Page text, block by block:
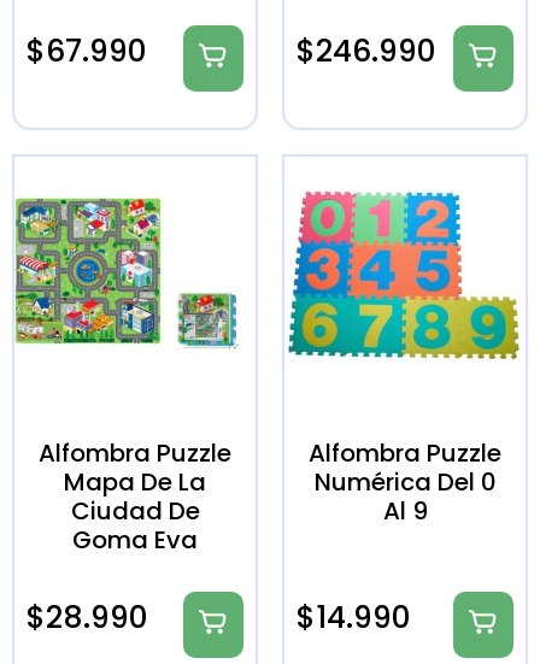
$67.990 $246.990
Alfombra Puzzle
Mapa De La
Ciudad De
Goma Eva
$28.990
Alfombra Puzzle
Numérica Del 0
Al 9
$14.990